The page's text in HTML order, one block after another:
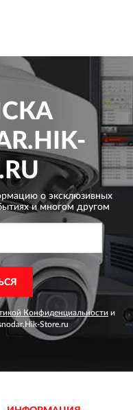
о эксклюзивных
и многом другом
Конфиденциальности и
Store.ru